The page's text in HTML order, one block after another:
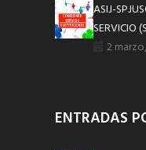
ASIJ-
SERVICIO
2
ENTRADAS